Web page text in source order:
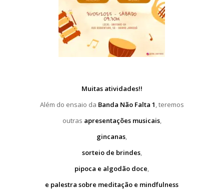
Muitas atividades!!
Além do ensaio da Banda Não Falta 1, teremos
outras apresentações musicais,
gincanas,
sorteio de brindes,
pipoca e algodão doce,
e palestra sobre meditação e mindfulness